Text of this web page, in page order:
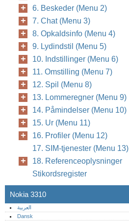
6. Beskeder (Menu 2)
7. Chat (Menu 3)
8. Opkaldsinfo (Menu 4)
9. Lydindstil (Menu 5)
10. Indstillinger (Menu 6)
11. Omstilling (Menu 7)
12. Spil (Menu 8)
13. Lommeregner (Menu 9)
14. Påmindelser (Menu 10)
15. Ur (Menu 11)
16. Profiler (Menu 12)
17. SIM-tjenester (Menu 13)
18. Referenceoplysninger
Stikordsregister
Nokia 3310
العربية
Dansk